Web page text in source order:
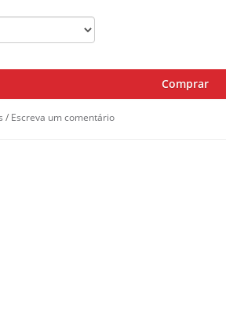
Comprar
/ Escreva um comentário